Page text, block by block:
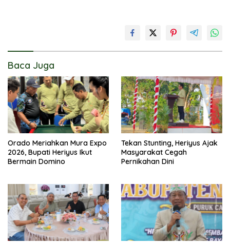
Baca Juga
Orado Meriahkan Mura Expo
2026, Bupati Heriyus Ikut
Bermain Domino
Tekan Stunting, Heriyus Ajak
Masyarakat Cegah
Pernikahan Dini